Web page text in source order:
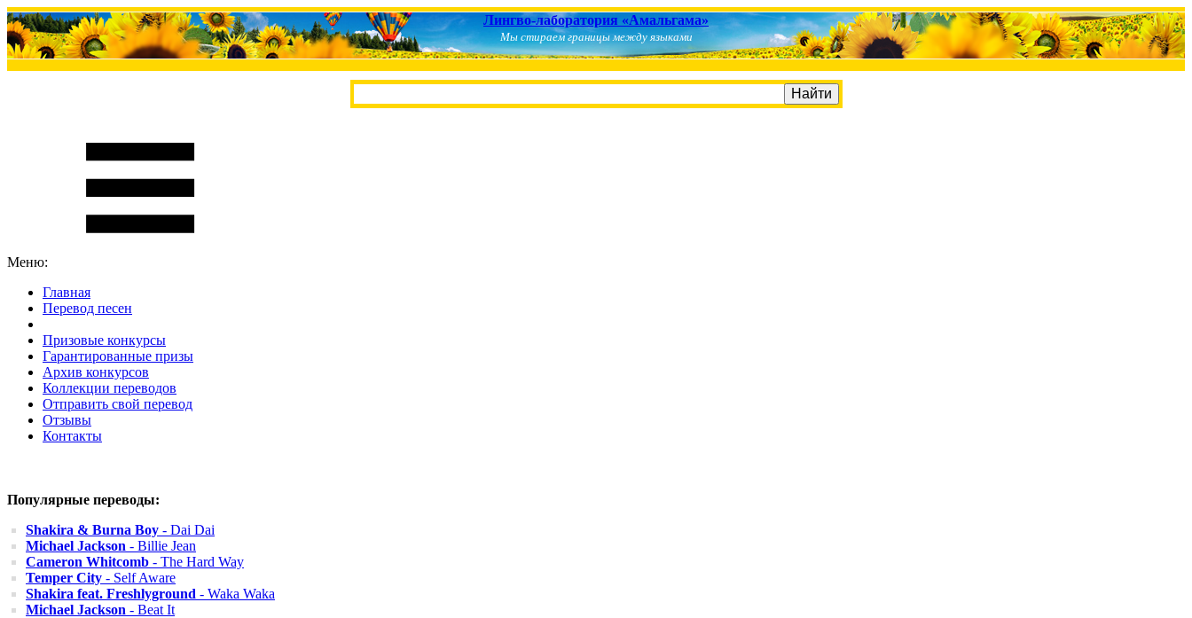
Лингво-лаборатория «Амальгама»
Мы стираем границы между языками
Меню:
Главная
Перевод песен
Призовые конкурсы
Гарантированные призы
Архив конкурсов
Коллекции переводов
Отправить свой перевод
Отзывы
Контакты
Популярные переводы:
Shakira & Burna Boy - Dai Dai
Michael Jackson - Billie Jean
Cameron Whitcomb - The Hard Way
Temper City - Self Aware
Shakira feat. Freshlyground - Waka Waka
Michael Jackson - Beat It